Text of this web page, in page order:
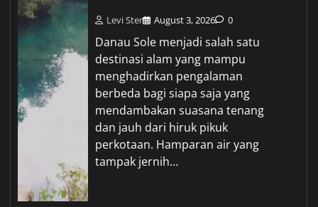
Levi Ster August 3, 2026 0
Danau Sole menjadi salah satu
destinasi alam yang mampu
menghadirkan pengalaman
berbeda bagi siapa saja yang
mendambakan suasana tenang
dan jauh dari hiruk pikuk
perkotaan. Hamparan air yang
tampak jernih…